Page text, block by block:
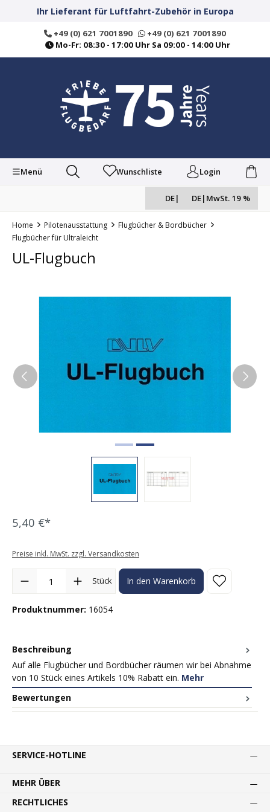
springenIhr Lieferant für Luftfahrt-Zubehör in Europa
+49 (0) 621 7001890
+49 (0) 621 7001890
Mo-Fr: 08:30 - 17:00 Uhr Sa 09:00 - 14:00 Uhr
Menü Wunschliste Login
DE| DE| MwSt. 19 %
Home Pilotenausstattung
Flugbücher & Bordbücher
Flugbücher für Ultraleicht
UL-Flugbuch
5,40 €*
Preise inkl. MwSt. zzgl. Versandkosten
Produkt Anzahl: Gib den gewünschten Wert ein oder benutze die
Stück In den Warenkorb
Produktnummer: 16054
Beschreibung
Auf alle Flugbücher und Bordbücher räumen wir bei Abnahme
von 10 Stück eines Artikels 10% Rabatt ein. Mehr
Bewertungen
SERVICE-HOTLINE
MEHR ÜBER
RECHTLICHES